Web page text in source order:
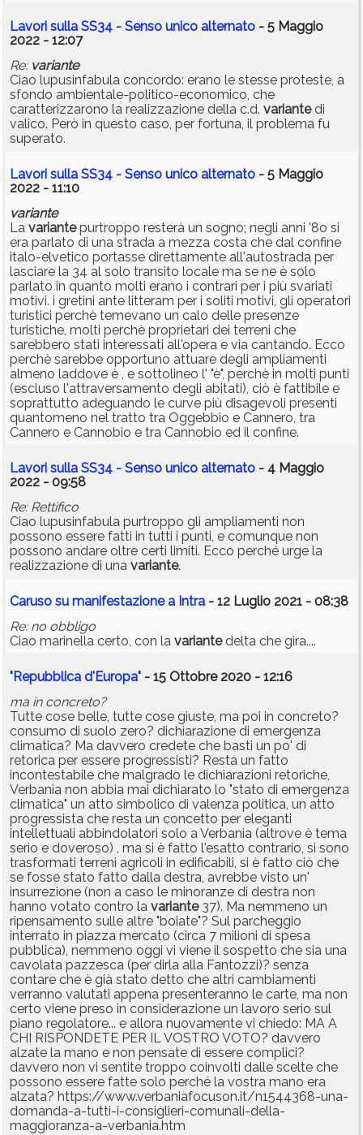
Lavori sulla SS34 - Senso unico alternato - 5 Maggio
2022 - 12:07
Re: variante
Ciao lupusinfabula concordo: erano le stesse proteste, a
sfondo ambientale-politico-economico, che
caratterizzarono la realizzazione della c.d. variantedi
valico. Però in questo caso, per fortuna, il problema fu
superato.
Lavori sulla SS34 - Senso unico alternato - 5 Maggio
2022 - 11:10
variante
La variantepurtroppo resterà un sogno; negli anni '8o si
era parlato di una strada a mezza costa che dal confine
italo-elvetico portasse direttamente all'autostrada per
lasciare la 34 al solo transito locale ma se ne è solo
parlato in quanto molti erano i contrari per i più svariati
motivi. i gretini ante litteram per i soliti motivi, gli operatori
turistici perchè temevano un calo delle presenze
turistiche, molti perchè proprietari dei terreni che
sarebbero stati interessati all'opera e via cantando. Ecco
perchè sarebbe opportuno attuare degli ampliamenti
almeno laddove è , e sottolineo l' "è", perchè in molti punti
(escluso l'attraversamento degli abitati), ciò è fattibile e
soprattutto adeguando le curve più disagevoli presenti
quantomeno nel tratto tra Oggebbio e Cannero, tra
Cannero e Cannobio e tra Cannobio ed il confine.
Lavori sulla SS34 - Senso unico alternato - 4 Maggio
2022 - 09:58
Re: Rettifico
Ciao lupusinfabula purtroppo gli ampliamenti non
possono essere fatti in tutti i punti, e comunque non
possono andare oltre certi limiti. Ecco perché urge la
realizzazione di una variante.
Caruso su manifestazione a Intra - 12 Luglio 2021 - 08:38
Re: no obbligo
Ciao marinella certo, con la variantedelta che gira....
"Repubblica d'Europa" - 15 Ottobre 2020 - 12:16
ma in concreto?
Tutte cose belle, tutte cose giuste, ma poi in concreto?
consumo di suolo zero? dichiarazione di emergenza
climatica? Ma davvero credete che basti un po' di
retorica per essere progressisti? Resta un fatto
incontestabile che malgrado le dichiarazioni retoriche,
Verbania non abbia mai dichiarato lo "stato di emergenza
climatica" un atto simbolico di valenza politica, un atto
progressista che resta un concetto per eleganti
intellettuali abbindolatori solo a Verbania (altrove è tema
serio e doveroso) , ma si è fatto l'esatto contrario, si sono
trasformati terreni agricoli in edificabili, si è fatto ciò che
se fosse stato fatto dalla destra, avrebbe visto un'
insurrezione (non a caso le minoranze di destra non
hanno votato contro la variante37). Ma nemmeno un
ripensamento sulle altre "boiate"? Sul parcheggio
interrato in piazza mercato (circa 7 milioni di spesa
pubblica), nemmeno oggi vi viene il sospetto che sia una
cavolata pazzesca (per dirla alla Fantozzi)? senza
contare che è già stato detto che altri cambiamenti
verranno valutati appena presenteranno le carte, ma non
certo viene preso in considerazione un lavoro serio sul
piano regolatore... e allora nuovamente vi chiedo: MA A
CHI RISPONDETE PER IL VOSTRO VOTO? davvero
alzate la mano e non pensate di essere complici?
davvero non vi sentite troppo coinvolti dalle scelte che
possono essere fatte solo perché la vostra mano era
alzata? https://www.verbaniafocuson.it/n1544368-una-
domanda-a-tutti-i-consiglieri-comunali-della-
maggioranza-a-verbania.htm